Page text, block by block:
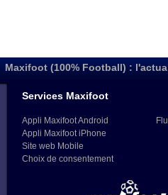
Maxifoot (100% Football) :
Services Maxifoot
Appli Maxifoot Android
Appli Maxifoot iPhone
Site web Mobile
Choix de consentement